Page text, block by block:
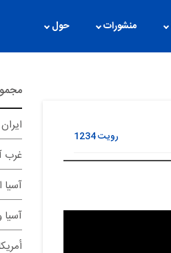
منشورات حول
رویت1234
ايران
غرب
آسيا
آسيا